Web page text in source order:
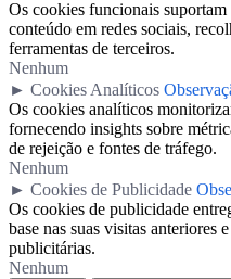
Os cookies funcionais
conteúdo em redes sociais,
ferramentas de terceiros.
Nenhum
► Cookies Analíticos
Os cookies analíticos
fornecendo insights sobre
de rejeição e fontes de tráfego.
Nenhum
► Cookies de Publicidade
Os cookies de publicidade
base nas suas visitas anteriores
publicitárias.
Nenhum